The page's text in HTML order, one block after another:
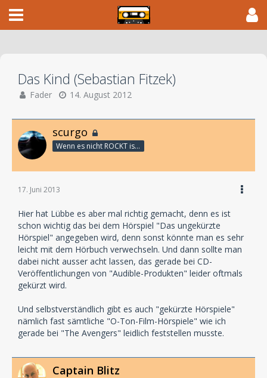
Das Kind (Sebastian Fitzek)
Fader 14. August 2012
scurgo
Wenn es nicht ROCKT is es fürn ARSCH!
17. Juni 2013
Hier hat Lübbe es aber mal richtig gemacht, denn es ist
schon wichtig das bei dem Hörspiel "Das ungekürzte
Hörspiel" angegeben wird, denn sonst könnte man es sehr
leicht mit dem Hörbuch verwechseln. Und dann sollte man
dabei nicht ausser acht lassen, das gerade bei CD-
Veröffentlichungen von "Audible-Produkten" leider oftmals
gekürzt wird.
Und selbstverständlich gibt es auch "gekürzte Hörspiele"
nämlich fast sämtliche "O-Ton-Film-Hörspiele" wie ich
gerade bei "The Avengers" leidlich feststellen musste.
Captain Blitz